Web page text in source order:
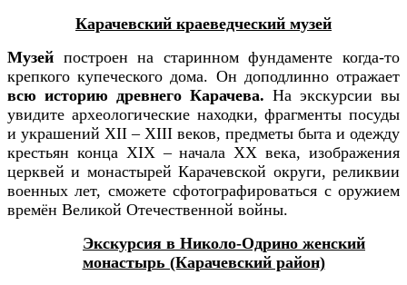
Карачевский краеведческий музей
Музей построен на старинном фундаменте когда-то
крепкого купеческого дома. Он доподлинно отражает
всю историю древнего Карачева. На экскурсии вы
увидите археологические находки, фрагменты посуды
и украшений ХII – ХIII веков, предметы быта и одежду
крестьян конца XIX – начала XX века, изображения
церквей и монастырей Карачевской округи, реликвии
военных лет, сможете сфотографироваться с оружием
времён Великой Отечественной войны.
Экскурсия в Николо-Одрино женский
монастырь (Карачевский район)